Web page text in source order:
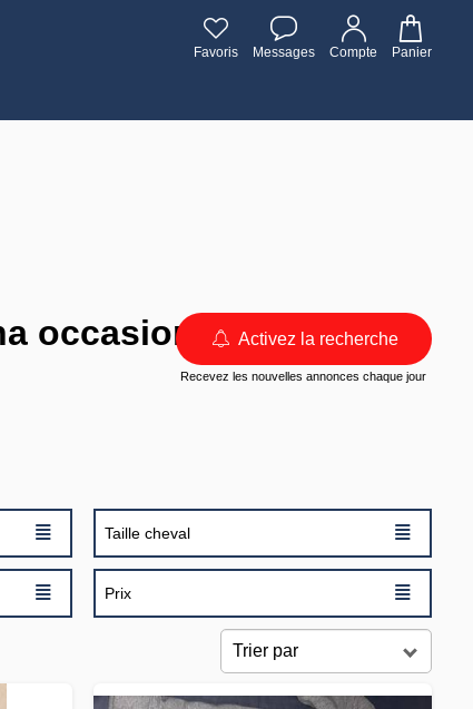
Favoris Messages Compte Panier
occasion à
Activez la recherche
Recevez les nouvelles annonces chaque jour
≣ Taille cheval ≣
≣ Prix ≣